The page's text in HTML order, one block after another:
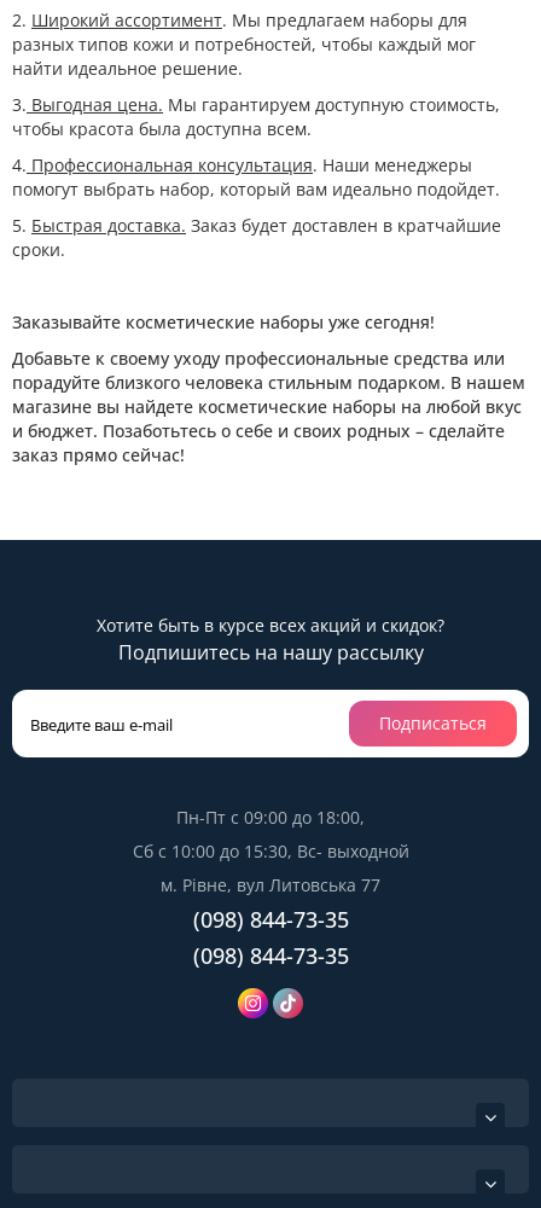
2. Широкий ассортимент. Мы предлагаем наборы для
разных типов кожи и потребностей, чтобы каждый мог
найти идеальное решение.
3. Выгодная цена. Мы гарантируем доступную стоимость,
чтобы красота была доступна всем.
4. Профессиональная консультация. Наши менеджеры
помогут выбрать набор, который вам идеально подойдет.
5. Быстрая доставка. Заказ будет доставлен в кратчайшие
сроки.
Заказывайте косметические наборы уже сегодня!
Добавьте к своему уходу профессиональные средства или
порадуйте близкого человека стильным подарком. В нашем
магазине вы найдете косметические наборы на любой вкус
и бюджет. Позаботьтесь о себе и своих родных – сделайте
заказ прямо сейчас!
Хотите быть в курсе всех акций и скидок?
Подпишитесь на нашу рассылку
Подписаться
Пн-Пт с 09:00 до 18:00,
Сб с 10:00 до 15:30, Вс- выходной
м. Рівне, вул Литовська 77
(098) 844-73-35
(098) 844-73-35